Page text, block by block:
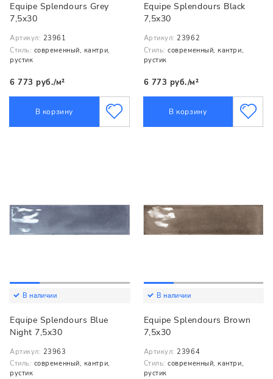
Equipe Splendours Grey
7,5x30
Артикул: 23961
Стиль: современный, кантри,
рустик
6 773 руб./м²
В корзину
Equipe Splendours Black
7,5x30
Артикул: 23962
Стиль: современный, кантри,
рустик
6 773 руб./м²
В корзину
В наличии
Equipe Splendours Blue
Night 7,5x30
Артикул: 23963
Стиль: современный, кантри,
рустик
В наличии
Equipe Splendours Brown
7,5x30
Артикул: 23964
Стиль: современный, кантри,
рустик